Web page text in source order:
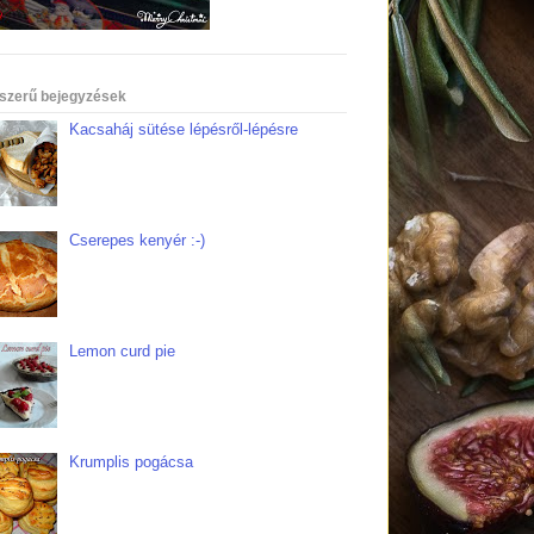
bejegyzések
Kacsaháj sütése lépésről-lépésre
Cserepes kenyér :-)
Lemon curd pie
Krumplis pogácsa